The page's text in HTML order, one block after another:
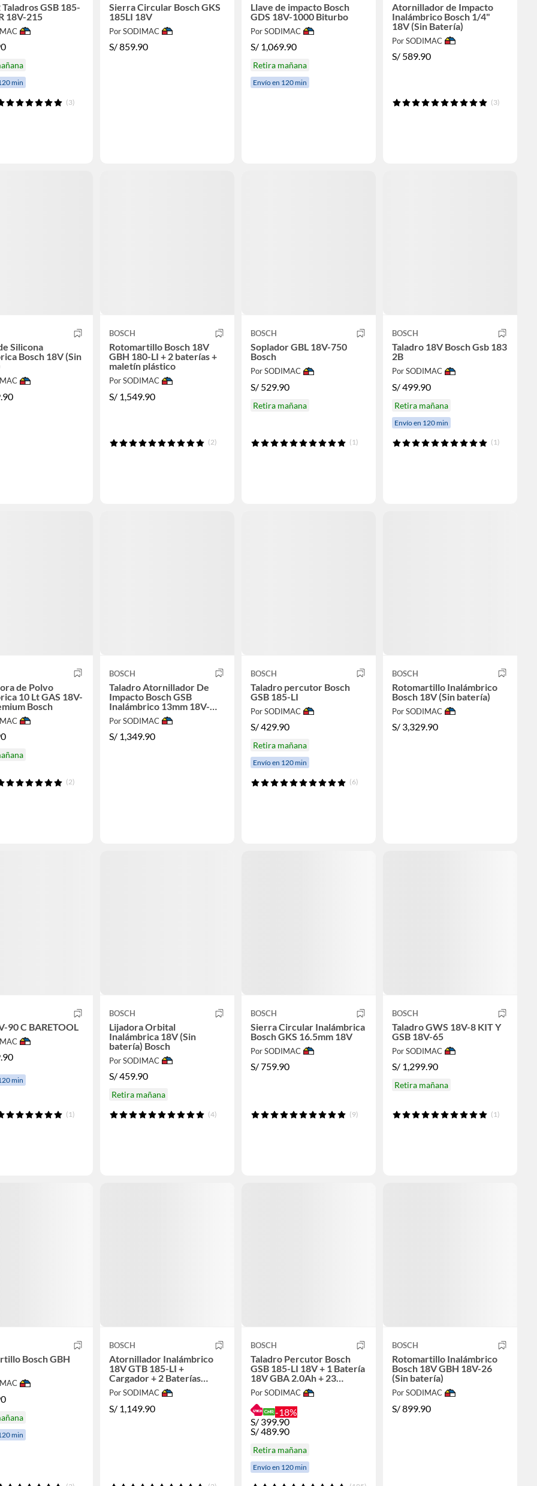
GSB 185-
18V-215
min
(3)
Sierra Circular Bosch GKS
185LI 18V
Por SODIMAC
S/859.90
Llave de impacto Bosch
GDS 18V-1000 Biturbo
Por SODIMAC
S/ 1,069.90
Retira mañana
Envío en 120 min
Atornillador de Impacto
Inalámbrico Bosch 1/4"
18V (Sin Batería)
Por SODIMAC
S/ 589.90
(3)
Silicona
Bosch 18V (Sin
BOSCH
Rotomartillo Bosch 18V
GBH 180-LI + 2 baterías +
maletín plástico
Por SODIMAC
S/ 1,549.90
(2)
BOSCH
Soplador GBL 18V-750
Bosch
Por SODIMAC
S/ 529.90
Retira mañana
(1)
BOSCH
Taladro 18V Bosch Gsb 183
2B
Por SODIMAC
S/499.90
Retira mañana
Envío en 120 min
(1)
de Polvo
10 Lt GAS 18V-
Bosch
(2)
BOSCH
Taladro Atornillador De
Impacto Bosch GSB
Inalámbrico 13mm 18V-
150 C (Sin batería)
Por SODIMAC
S/ 1,349.90
BOSCH
Taladro percutor Bosch
GSB 185-LI
Por SODIMAC
S/429.90
Retira mañana
Envío en 120 min
(6)
BOSCH
Rotomartillo Inalámbrico
Bosch 18V (Sin batería)
Por SODIMAC
S/ 3,329.90
90 C BARETOOL
min
(1)
BOSCH
Lijadora Orbital
Inalámbrica 18V (Sin
batería) Bosch
Por SODIMAC
S/459.90
Retira mañana
(4)
BOSCH
Sierra Circular Inalámbrica
Bosch GKS 16.5mm 18V
Por SODIMAC
S/759.90
(9)
BOSCH
Taladro GWS 18V-8 KIT Y
GSB 18V-65
Por SODIMAC
S/ 1,299.90
Retira mañana
(1)
Bosch GBH
min
BOSCH
Atornillador Inalámbrico
18V GTB 185-LI +
Cargador + 2 Baterías
Bosch
Por SODIMAC
S/ 1,149.90
BOSCH
Taladro Percutor Bosch
GSB 185-LI 18V + 1 Batería
18V GBA 2.0Ah + 23
Accesorios
Por SODIMAC
-18%
S/ 399.90
S/489.90
Retira mañana
Envío en 120 min
BOSCH
Rotomartillo Inalámbrico
Bosch 18V GBH 18V-26
(Sin batería)
Por SODIMAC
S/899.90